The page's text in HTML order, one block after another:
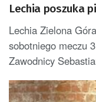
Lechia poszuka
Lechia Zielona
sobotniego meczu
Zawodnicy